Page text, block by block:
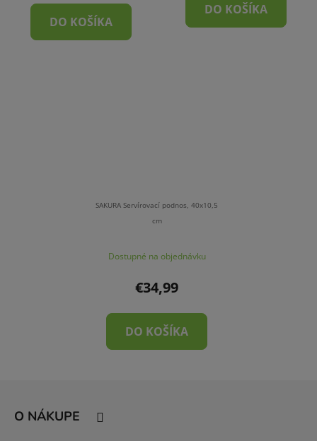
DO KOŠÍKA
DO KOŠÍKA
SAKURA Servírovací podnos, 40x10,5
cm
Dostupné na objednávku
€34,99
DO KOŠÍKA
O NÁKUPE